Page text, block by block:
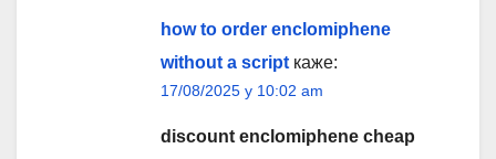
how to order enclomiphene
without a script каже:
17/08/2025 у 10:02 am
discount enclomiphene cheap